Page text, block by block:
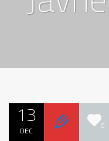
13
DEC 0